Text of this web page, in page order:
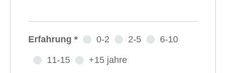
Erfahrung * 0-2 2-5 6-10
11-15 +15 jahre